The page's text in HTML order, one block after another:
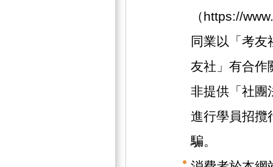
（https://
同業以「考友
友社」有合作
非提供「社團
進行學員招攬
騙。